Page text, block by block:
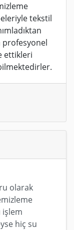
tekstil
profesyonel
ettikleri
olarak
işlem
hiç su